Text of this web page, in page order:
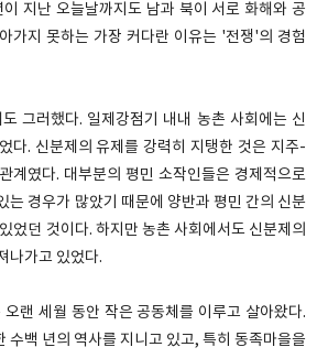
이 지난 오늘날까지도 남과 북이 서로 화해와 공
가지 못하는 가장 커다란 이유는 '전쟁'의 경험
그러했다. 일제강점기 내내 농촌 사회에는 신
다. 신분제의 유제를 강력히 지탱한 것은 지주-
계였다. 대부분의 평민 소작인들은 경제적으로
는 경우가 많았기 때문에 양반과 평민 간의 신분
었던 것이다. 하지만 농촌 사회에서도 신분제의
나가고 있었다.
오랜 세월 동안 작은 공동체를 이루고 살아왔다.
수백 년의 역사를 지니고 있고, 특히 동족마을을